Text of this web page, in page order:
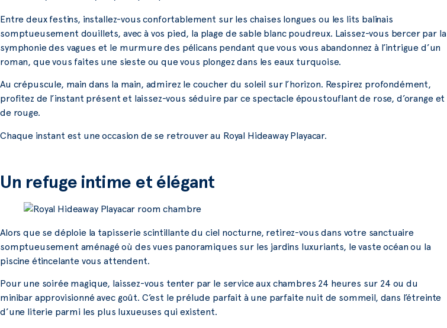
Entre deux festins, installez-vous confortablement sur les chaises longues ou les lits balinais
somptueusement douillets, avec à vos pied, la plage de sable blanc poudreux. Laissez-vous bercer par la
symphonie des vagues et le murmure des pélicans pendant que vous vous abandonnez à l’intrigue d’un
roman, que vous faites une sieste ou que vous plongez dans les eaux turquoise.
Au crépuscule, main dans la main, admirez le coucher du soleil sur l’horizon. Respirez profondément,
profitez de l’instant présent et laissez-vous séduire par ce spectacle époustouflant de rose, d’orange et
de rouge.
Chaque instant est une occasion de se retrouver au Royal Hideaway Playacar.
Un refuge intime et élégant
Alors que se déploie la tapisserie scintillante du ciel nocturne, retirez-vous dans votre sanctuaire
somptueusement aménagé où des vues panoramiques sur les jardins luxuriants, le vaste océan ou la
piscine étincelante vous attendent.
Pour une soirée magique, laissez-vous tenter par le service aux chambres 24 heures sur 24 ou du
minibar approvisionné avec goût. C’est le prélude parfait à une parfaite nuit de sommeil, dans l’étreinte
d’une literie parmi les plus luxueuses qui existent.